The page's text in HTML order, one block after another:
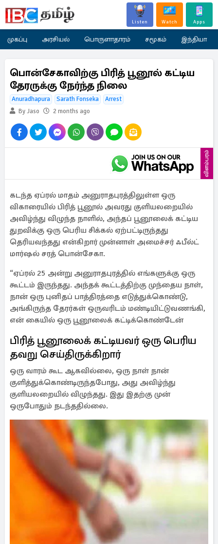
Listen Watch Apps
முகப்பு அரசியல் பொருளாதாரம் சமூகம் இந்தியா
பொன்சேகாவிற்கு பிரித் பூனூல் கட்டிய
தேரருக்கு நேர்ந்த நிலை
Anuradhapura Sarath Fonseka
Arrest
By Jaso
2 months ago
விளம்பரம்
கடந்த ஏப்ரல் மாதம் அனுராதபுரத்திலுள்ள ஒரு
விகாரையில் பிரித் பூனூல் அவரது குளியலறையில்
அவிழ்ந்து விழுந்த நாளில், அந்தப் பூனூலைக் கட்டிய
துறவிக்கு ஒரு பெரிய சிக்கல் ஏற்பட்டிருந்தது
தெரியவந்தது என்கிறார் முன்னாள் அமைச்சர் ஃபீல்ட்
மார்ஷல் சரத் பொன்சேகா.
“ஏப்ரல் 25 அன்று அனுராதபுரத்தில் எங்களுக்கு ஒரு
கூட்டம் இருந்தது. அந்தக் கூட்டத்திற்கு முந்தைய நாள்,
நான் ஒரு புனிதப் பாத்திரத்தை எடுத்துக்கொண்டு,
அங்கிருந்த தேரர்கள் ஒருவரிடம் மண்டியிட்டுவணங்கி,
என் கையில் ஒரு பூனூலைக் கட்டிக்கொண்டேன்
பிரித் பூனூலைக் கட்டியவர் ஒரு பெரிய
தவறு செய்திருக்கிறார்
ஒரு வாரம் கூட ஆகவில்லை, ஒரு நாள் நான்
குளித்துக்கொண்டிருந்தபோது, ​​அது அவிழ்ந்து
குளியலறையில் விழுந்தது. இது இதற்கு முன்
ஒருபோதும் நடந்ததில்லை.